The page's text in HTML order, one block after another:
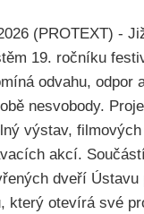
(PROTEXT) -
19. ročníku
odvahu, odpor
nesvobody.
výstav,
akcí.
dveří Ústavu
který otevírá své